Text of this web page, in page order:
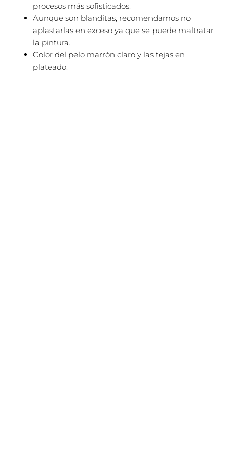
procesos más sofisticados.
Aunque son blanditas, recomendamos no
aplastarlas en exceso ya que se puede maltratar
la pintura.
Color del pelo marrón claro y las tejas en
plateado.